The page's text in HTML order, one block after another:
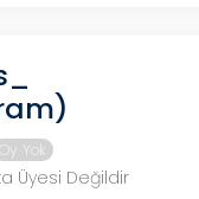
Oy Yok
Üyesi Değildir